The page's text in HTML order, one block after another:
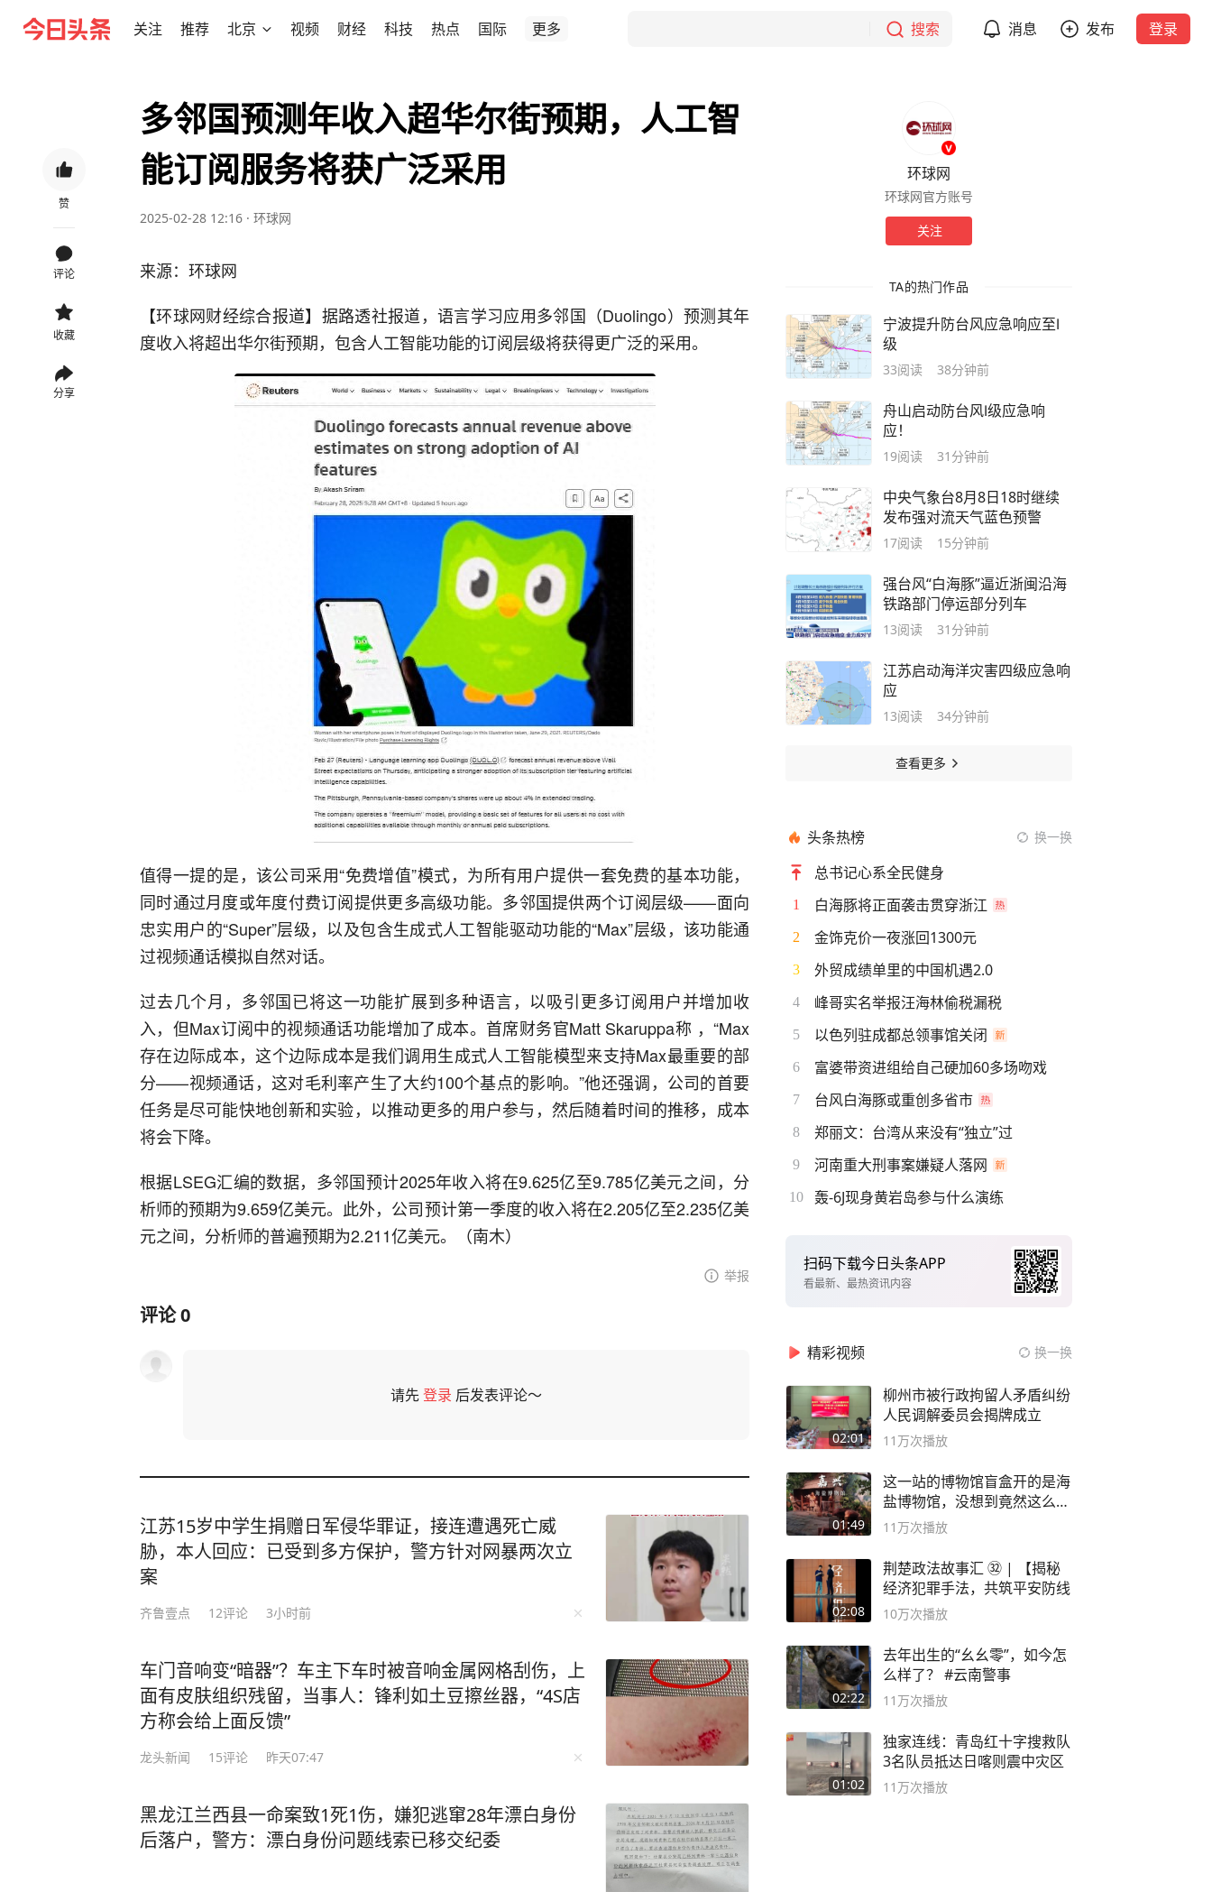
关注 推荐 北京 视频 财经 科技 热点 国际 更多 搜索 消息 发布 登录
赞
评论
收藏
分享
多邻国预测年收入超华尔街预期，人工智
能订阅服务将获广泛采用
2025-02-28 12:16 · 环球网
来源：环球网
【环球网财经综合报道】据路透社报道，语言学习应用多邻国（Duolingo）预测其年
度收入将超出华尔街预期，包含人工智能功能的订阅层级将获得更广泛的采用。
值得一提的是，该公司采用“免费增值”模式，为所有用户提供一套免费的基本功能，
同时通过月度或年度付费订阅提供更多高级功能。多邻国提供两个订阅层级——面向
忠实用户的“Super”层级，以及包含生成式人工智能驱动功能的“Max”层级，该功能通
过视频通话模拟自然对话。
过去几个月，多邻国已将这一功能扩展到多种语言，以吸引更多订阅用户并增加收
入，但Max订阅中的视频通话功能增加了成本。首席财务官Matt Skaruppa称 ，“Max
存在边际成本，这个边际成本是我们调用生成式人工智能模型来支持Max最重要的部
分——视频通话，这对毛利率产生了大约100个基点的影响。”他还强调，公司的首要
任务是尽可能快地创新和实验，以推动更多的用户参与，然后随着时间的推移，成本
将会下降。
根据LSEG汇编的数据，多邻国预计2025年收入将在9.625亿至9.785亿美元之间，分
析师的预期为9.659亿美元。此外，公司预计第一季度的收入将在2.205亿至2.235亿美
元之间，分析师的普遍预期为2.211亿美元。（南木）
举报
评论0
请先登录 后发表评论～
江苏15岁中学生捐赠日军侵华罪证，接连遭遇死亡威
胁，本人回应：已受到多方保护，警方针对网暴两次立
案
齐鲁壹点 12评论 3小时前
车门音响变“暗器”？车主下车时被音响金属网格刮伤，上
面有皮肤组织残留，当事人：锋利如土豆擦丝器，“4S店
方称会给上面反馈”
龙头新闻 15评论 昨天07:47
黑龙江兰西县一命案致1死1伤，嫌犯逃窜28年漂白身份
后落户，警方：漂白身份问题线索已移交纪委
环球网
环球网官方账号
关注
TA的热门作品
宁波提升防台风应急响应至Ⅰ
级
33阅读 38分钟前
舟山启动防台风Ⅰ级应急响
应！
19阅读 31分钟前
中央气象台8月8日18时继续
发布强对流天气蓝色预警
17阅读 15分钟前
强台风“白海豚”逼近浙闽沿海
铁路部门停运部分列车
13阅读 31分钟前
江苏启动海洋灾害四级应急响
应
13阅读 34分钟前
查看更多
头条热榜 换一换
总书记心系全民健身
1 白海豚将正面袭击贯穿浙江
2 金饰克价一夜涨回1300元
3 外贸成绩单里的中国机遇2.0
4 峰哥实名举报汪海林偷税漏税
5 以色列驻成都总领事馆关闭
6 富婆带资进组给自己硬加60多场吻戏
7 台风白海豚或重创多省市
8 郑丽文：台湾从来没有“独立”过
9 河南重大刑事案嫌疑人落网
10 轰-6J现身黄岩岛参与什么演练
扫码下载今日头条APP
看最新、最热资讯内容
精彩视频 换一换
02:01
柳州市被行政拘留人矛盾纠纷
人民调解委员会揭牌成立
11万次播放
01:49
这一站的博物馆盲盒开的是海
盐博物馆，没想到竟然这么好
逛！
11万次播放
02:08
荆楚政法故事汇 ㉜ | 【揭秘
经济犯罪手法，共筑平安防线
10万次播放
02:22
去年出生的“幺幺零”，如今怎
么样了？ #云南警事
11万次播放
01:02
独家连线：青岛红十字搜救队
3名队员抵达日喀则震中灾区
11万次播放